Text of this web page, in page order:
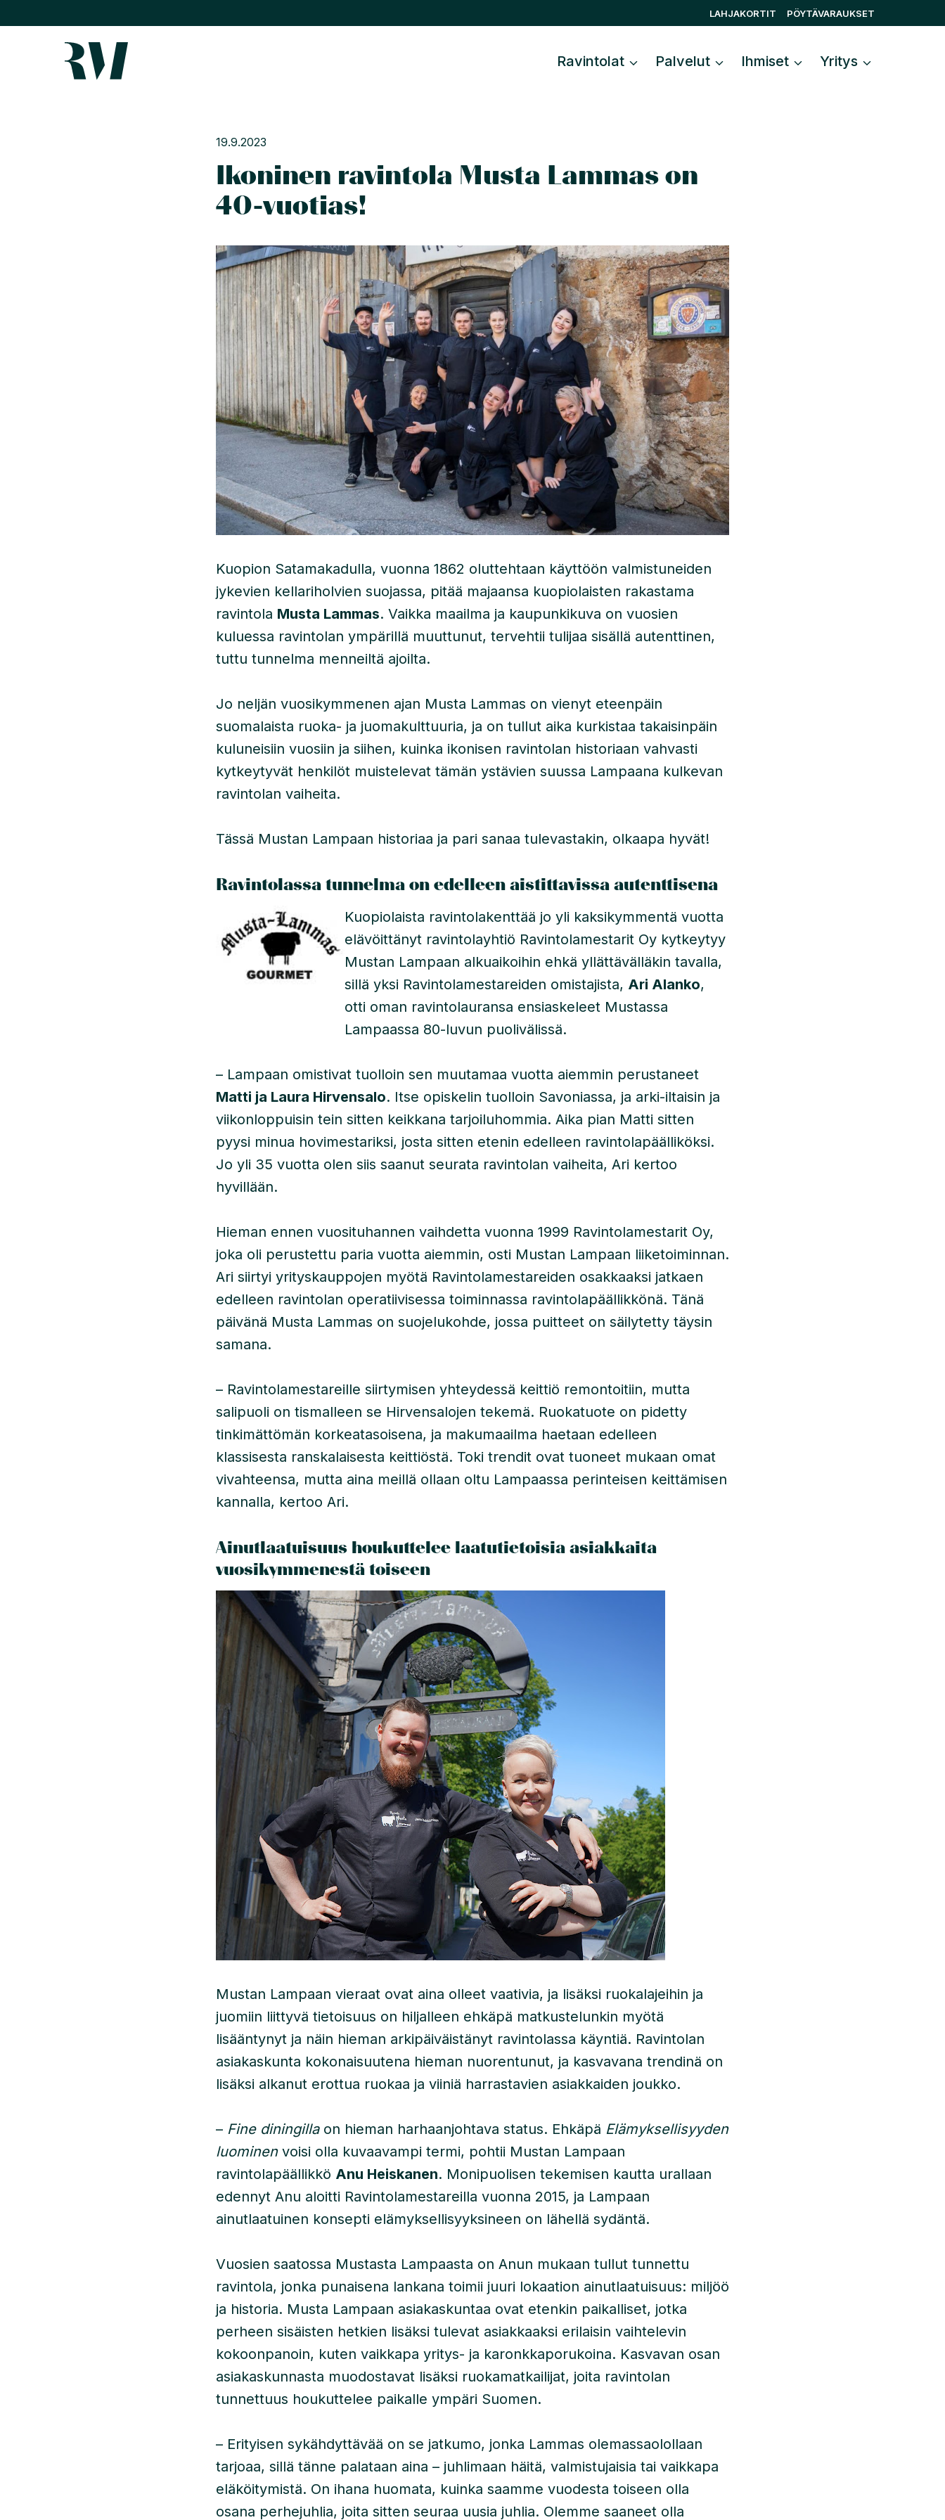
LAHJAKORTIT PÖYTÄVARAUKSET
Ravintolat Palvelut Ihmiset Yritys
19.9.2023
Ikoninen ravintola Musta Lammas on
40-vuotias!
Kuopion Satamakadulla, vuonna 1862 oluttehtaan käyttöön valmistuneiden
jykevien kellariholvien suojassa, pitää majaansa kuopiolaisten rakastama
ravintola Musta Lammas. Vaikka maailma ja kaupunkikuva on vuosien
kuluessa ravintolan ympärillä muuttunut, tervehtii tulijaa sisällä autenttinen,
tuttu tunnelma menneiltä ajoilta.
Jo neljän vuosikymmenen ajan Musta Lammas on vienyt eteenpäin
suomalaista ruoka- ja juomakulttuuria, ja on tullut aika kurkistaa takaisinpäin
kuluneisiin vuosiin ja siihen, kuinka ikonisen ravintolan historiaan vahvasti
kytkeytyvät henkilöt muistelevat tämän ystävien suussa Lampaana kulkevan
ravintolan vaiheita.
Tässä Mustan Lampaan historiaa ja pari sanaa tulevastakin, olkaapa hyvät!
Ravintolassa tunnelma on edelleen aistittavissa autenttisena
Kuopiolaista ravintolakenttää jo yli kaksikymmentä vuotta
elävöittänyt ravintolayhtiö Ravintolamestarit Oy kytkeytyy
Mustan Lampaan alkuaikoihin ehkä yllättävälläkin tavalla,
sillä yksi Ravintolamestareiden omistajista, Ari Alanko,
otti oman ravintolauransa ensiaskeleet Mustassa
Lampaassa 80-luvun puolivälissä.
– Lampaan omistivat tuolloin sen muutamaa vuotta aiemmin perustaneet
Matti ja Laura Hirvensalo. Itse opiskelin tuolloin Savoniassa, ja arki-iltaisin ja
viikonloppuisin tein sitten keikkana tarjoiluhommia. Aika pian Matti sitten
pyysi minua hovimestariksi, josta sitten etenin edelleen ravintolapäälliköksi.
Jo yli 35 vuotta olen siis saanut seurata ravintolan vaiheita, Ari kertoo
hyvillään.
Hieman ennen vuosituhannen vaihdetta vuonna 1999 Ravintolamestarit Oy,
joka oli perustettu paria vuotta aiemmin, osti Mustan Lampaan liiketoiminnan.
Ari siirtyi yrityskauppojen myötä Ravintolamestareiden osakkaaksi jatkaen
edelleen ravintolan operatiivisessa toiminnassa ravintolapäällikkönä. Tänä
päivänä Musta Lammas on suojelukohde, jossa puitteet on säilytetty täysin
samana.
– Ravintolamestareille siirtymisen yhteydessä keittiö remontoitiin, mutta
salipuoli on tismalleen se Hirvensalojen tekemä. Ruokatuote on pidetty
tinkimättömän korkeatasoisena, ja makumaailma haetaan edelleen
klassisesta ranskalaisesta keittiöstä. Toki trendit ovat tuoneet mukaan omat
vivahteensa, mutta aina meillä ollaan oltu Lampaassa perinteisen keittämisen
kannalla, kertoo Ari.
Ainutlaatuisuus houkuttelee laatutietoisia asiakkaita
vuosikymmenestä toiseen
Mustan Lampaan vieraat ovat aina olleet vaativia, ja lisäksi ruokalajeihin ja
juomiin liittyvä tietoisuus on hiljalleen ehkäpä matkustelunkin myötä
lisääntynyt ja näin hieman arkipäiväistänyt ravintolassa käyntiä. Ravintolan
asiakaskunta kokonaisuutena hieman nuorentunut, ja kasvavana trendinä on
lisäksi alkanut erottua ruokaa ja viiniä harrastavien asiakkaiden joukko.
– Fine diningillaon hieman harhaanjohtava status. Ehkäpä Elämyksellisyyden
luominenvoisi olla kuvaavampi termi, pohtii Mustan Lampaan
ravintolapäällikkö Anu Heiskanen. Monipuolisen tekemisen kautta urallaan
edennyt Anu aloitti Ravintolamestareilla vuonna 2015, ja Lampaan
ainutlaatuinen konsepti elämyksellisyyksineen on lähellä sydäntä.
Vuosien saatossa Mustasta Lampaasta on Anun mukaan tullut tunnettu
ravintola, jonka punaisena lankana toimii juuri lokaation ainutlaatuisuus: miljöö
ja historia. Musta Lampaan asiakaskuntaa ovat etenkin paikalliset, jotka
perheen sisäisten hetkien lisäksi tulevat asiakkaaksi erilaisin vaihtelevin
kokoonpanoin, kuten vaikkapa yritys- ja karonkkaporukoina. Kasvavan osan
asiakaskunnasta muodostavat lisäksi ruokamatkailijat, joita ravintolan
tunnettuus houkuttelee paikalle ympäri Suomen.
– Erityisen sykähdyttävää on se jatkumo, jonka Lammas olemassaolollaan
tarjoaa, sillä tänne palataan aina – juhlimaan häitä, valmistujaisia tai vaikkapa
eläköitymistä. On ihana huomata, kuinka saamme vuodesta toiseen olla
osana perhejuhlia, joita sitten seuraa uusia juhlia. Olemme saaneet olla